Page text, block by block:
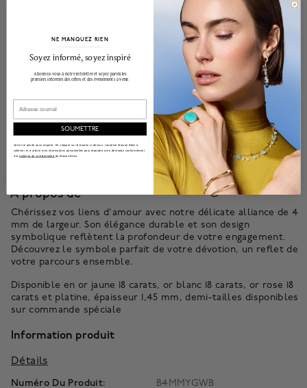
Appliquez
Besoin d'aide pour trouver la taille parfaite ? Notrebaguier
vous aidera à
trouver votre taille.
La livraison peut prendre 3 à 5 semaines supplémentaires. Le prix peut
varier selon la taille de la bague.
Notre garantie sur nos bijoux assure la protection et l'entretien de vos
magnifiques bijoux selon les normes les plus élevées possibles, afin que
vous puissiez en jouir durant les années à venir.
En savoir plus.
À propos de
Chérissez vos liens d'amour avec notre délicate alliance de 4
mm de largeur. Son élégance durable et son design
symbolique reflètent la profondeur de votre engagement.
Découvrez le symbole parfait de votre dévotion, un reflet de
votre parcours ensemble.
Disponible en or jaune 18 carats, or blanc 18 carats, or rose 18
carats et platine, épaisseur 1,45 mm, demi-tailles disponibles
sur commande spéciale
Information produit
Détails
Numéro Du Produit:
B4MMYGWB
NE MANQUEZ RIEN
Soyez informé, soyez inspiré
Abonnez-vous à notre infolettre et soyez parmi les
premiers informés des offres et des événements à venir.
Email
SOUMETTRE
Votre vie privée nous importe. En cliquant sur le bouton ci-dessus, j'autorise Maison Bikrs à
collecter et à utiliser mes informations personnelles pour répondre à ma demande conformément
à lapolitique de confidentialité de Maison Birks.